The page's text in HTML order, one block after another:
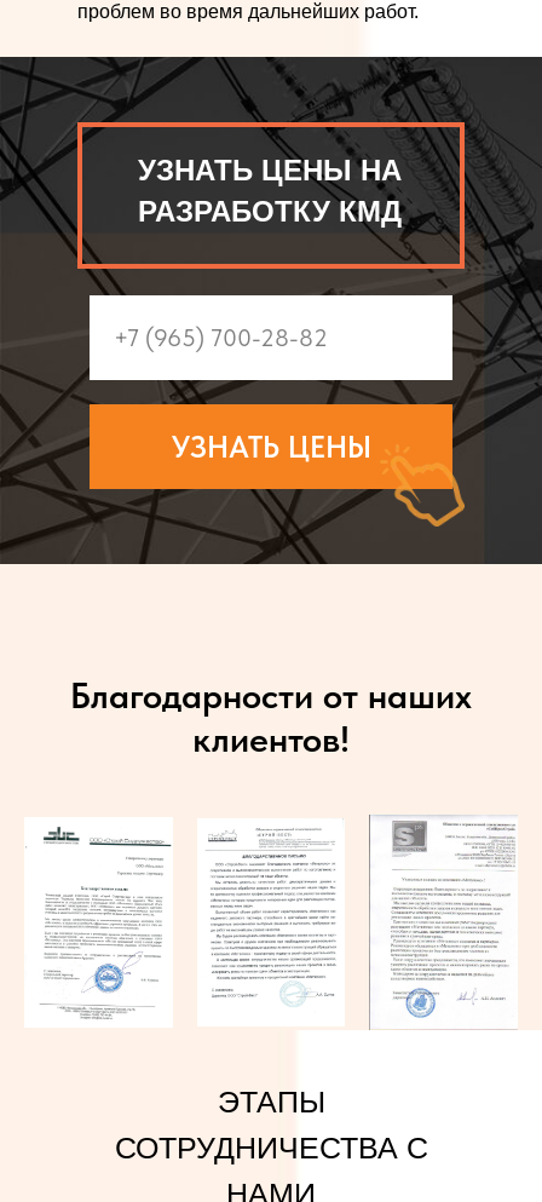
проблем во время дальнейших работ.
УЗНАТЬ ЦЕНЫ НА
РАЗРАБОТКУ КМД
УЗНАТЬ ЦЕНЫ
Благодарности от наших
клиентов!
ЭТАПЫ
СОТРУДНИЧЕСТВА С
НАМИ